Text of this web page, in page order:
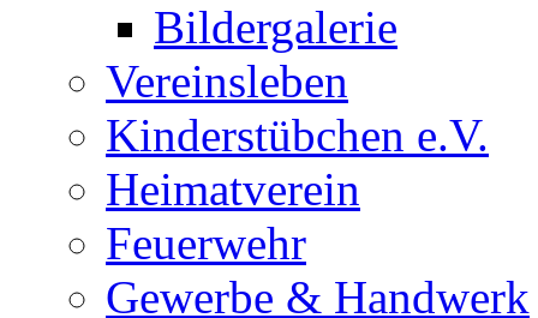
Bildergalerie
Vereinsleben
Kinderstübchen e.V.
Heimatverein
Feuerwehr
Gewerbe & Handwerk